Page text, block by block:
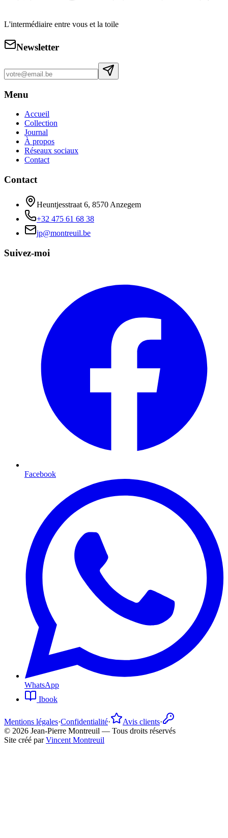
L'intermédiaire entre vous et la toile
Newsletter
Menu
Accueil
Collection
Journal
À propos
Réseaux sociaux
Contact
Contact
Heuntjesstraat 6, 8570 Anzegem
+32 475 61 68 38
jp@montreuil.be
Suivez-moi
Facebook
WhatsApp
Ibook
Mentions légales·Confidentialité· Avis clients·
© 2026 Jean-Pierre Montreuil — Tous droits réservés
Site créé par Vincent Montreuil